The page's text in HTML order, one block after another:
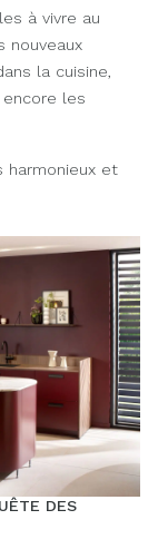
à vivre au
nouveaux
la cuisine,
encore les
harmonieux et
DES